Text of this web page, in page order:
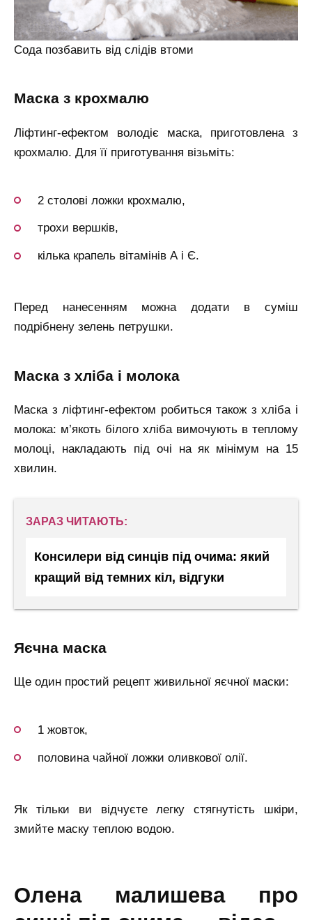
Сода позбавить від слідів втоми
маска з крохмалю
Ліфтинг-ефектом володіє маска, приготовлена з
крохмалю. Для її приготування візьміть:
2 столові ложки крохмалю,
трохи вершків,
кілька крапель вітамінів А і Є.
Перед нанесенням можна додати в суміш
подрібнену зелень петрушки.
маска з хліба і молока
Маска з ліфтинг-ефектом робиться також з хліба і
молока: м’якоть білого хліба вимочують в теплому
молоці, накладають під очі на як мінімум на 15
хвилин.
ЗАРАЗ ЧИТАЮТЬ:
Консилери від синців під очима: який
кращий від темних кіл, відгуки
яєчна маска
Ще один простий рецепт живильної яєчної маски:
1 жовток,
половина чайної ложки оливкової олії.
Як тільки ви відчуєте легку стягнутість шкіри,
змийте маску теплою водою.
олена малишева про